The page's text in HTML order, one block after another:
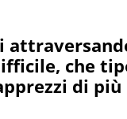
che
di